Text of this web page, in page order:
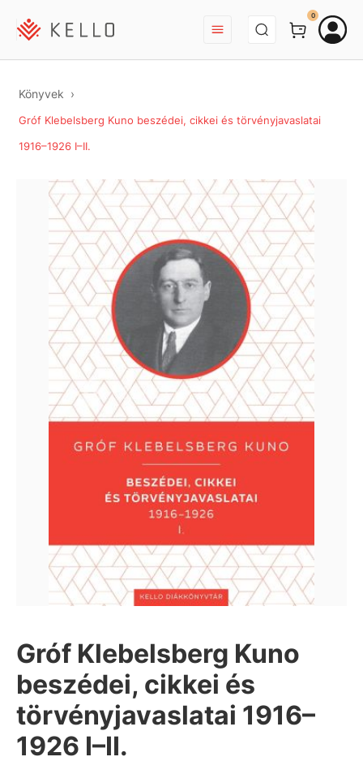
BEJELENTKEZÉS
0
Könyvek
Gróf Klebelsberg Kuno beszédei, cikkei és törvényjavaslatai
1916–1926 I–II.
Gróf Klebelsberg Kuno
beszédei, cikkei és
törvényjavaslatai 1916–
1926 I–II.